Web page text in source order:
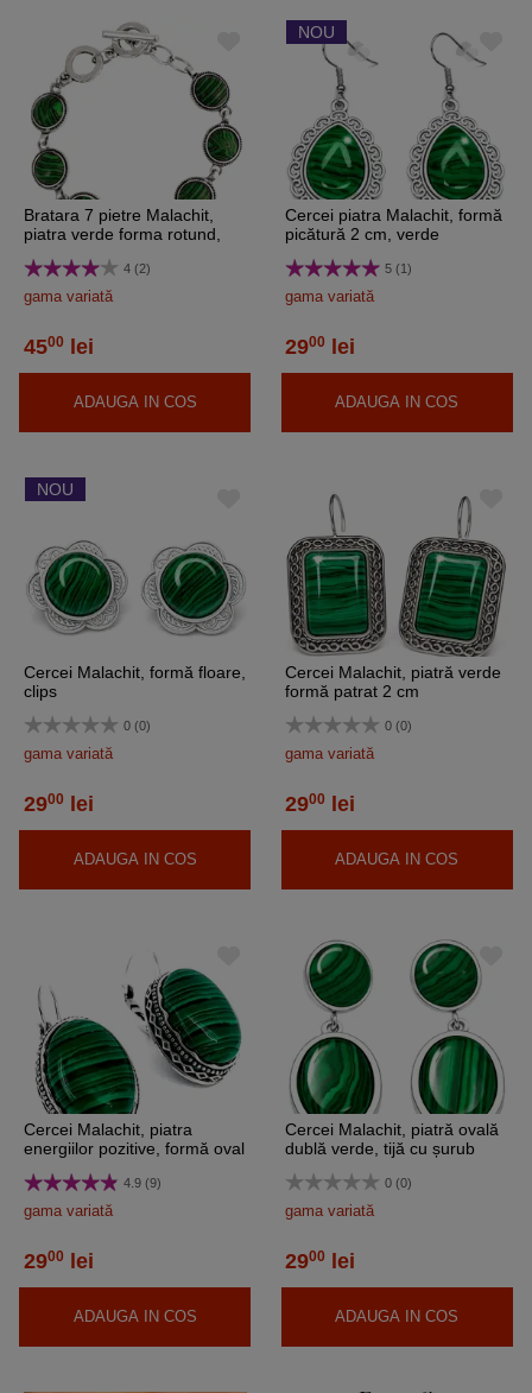
Bratara 7 pietre Malachit,
piatra verde forma rotund,
4 (2)
gama variată
4500 lei
ADAUGA IN COS
NOU
Cercei piatra Malachit, formă
picătură 2 cm, verde
5 (1)
gama variată
2900 lei
ADAUGA IN COS
NOU
Cercei Malachit, formă floare,
clips
0 (0)
gama variată
2900 lei
ADAUGA IN COS
Cercei Malachit, piatră verde
formă patrat 2 cm
0 (0)
gama variată
2900 lei
ADAUGA IN COS
Cercei Malachit, piatra
energiilor pozitive, formă oval
grecești și tortiță argintie,
verde 3 cm
4.9 (9)
gama variată
2900 lei
ADAUGA IN COS
Cercei Malachit, piatră ovală
dublă verde, tijă cu șurub
0 (0)
gama variată
2900 lei
ADAUGA IN COS